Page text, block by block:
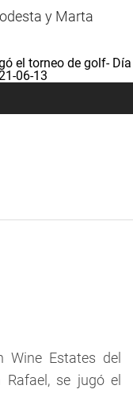
y Marta
Wine Estates del
se jugó el